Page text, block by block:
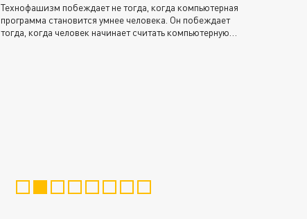
Технофашизм побеждает не тогда, когда компьютерная
программа становится умнее человека. Он побеждает
тогда, когда человек начинает считать компьютерную